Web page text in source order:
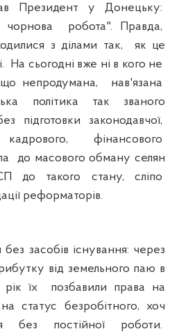
Президент у Донецьку:
робота". Правда,
з ділами так, як це
На сьогодні вже ні в кого не
непродумана, нав'язана
політика так званого
підготовки законодавчої,
фінансового
до масового обману селян
до такого стану, сліпо
реформаторів.
засобів існування: через
від земельного паю в
їх позбавили права на
статус безробітного, хоч
без постійної роботи.